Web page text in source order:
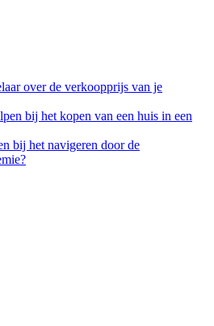
over de verkoopprijs van je
bij het kopen van een huis in een
bij het navigeren door de